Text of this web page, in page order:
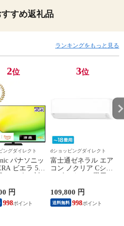
すめ返礼品
ランキングをもっと見る
2位
ングダイレクト
パナソニッ
ビエラ 55
Netflix 【配
設置なし 軒
［正規取扱
円
998
3位
dショッピングダイレクト
富士通ゼネラル エア
コン ノクリア Cシリ
ル【配送のみ 設置な
し 軒先渡し】 AS-
C565S2-W
109,800 円
送料無料 998